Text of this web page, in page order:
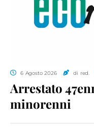
6 Agosto 2026 di red.
Arrestato
minorenni